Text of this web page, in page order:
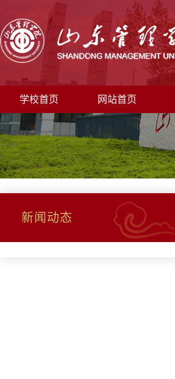
学校首页 网站首页
新闻动态